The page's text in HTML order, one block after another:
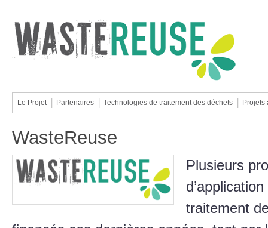
Le Projet Partenaires Technologies de traitement des déchets Projets
WasteReuse
Plusieurs
traitement